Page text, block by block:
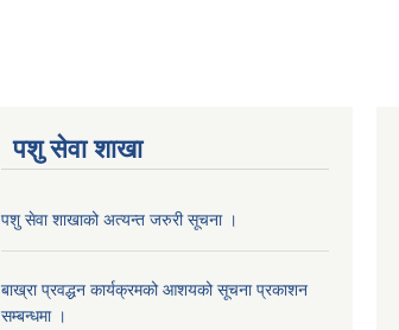
पशु सेवा शाखा
पशु सेवा शाखाको अत्यन्त जरुरी सूचना ।
बाख्रा प्रवद्धन कार्यक्रमको आशयको सूचना प्रकाशन
सम्बन्धमा ।